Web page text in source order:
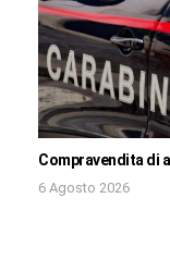
Compravendita di
6 Agosto 2026